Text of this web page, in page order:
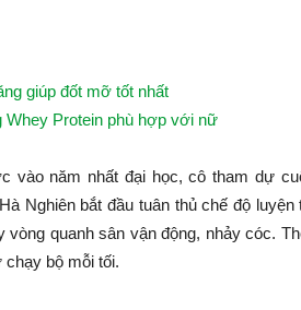
giúp đốt mỡ tốt nhất
Protein phù hợp với nữ
vào năm nhất đại học, cô tham dự
Nghiên bắt đầu tuân thủ chế độ
quanh sân vận động, nhảy cóc.
chạy bộ mỗi tối.